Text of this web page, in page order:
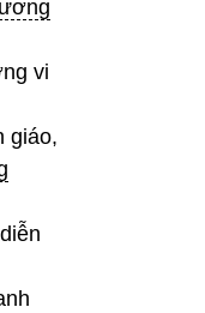
vi
giáo,